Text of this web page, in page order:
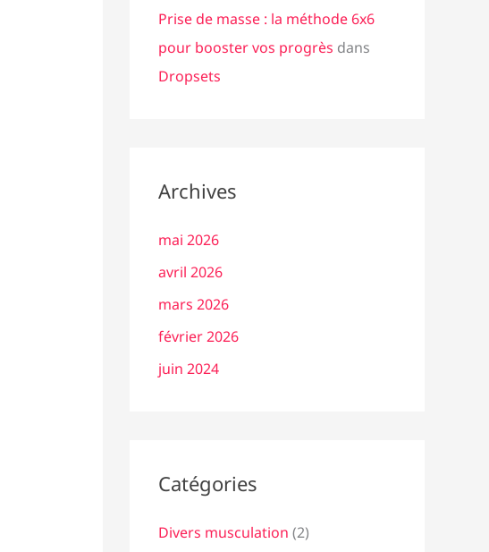
Prise de masse : la méthode 6x6
pour booster vos progrès dans
Dropsets
Archives
mai 2026
avril 2026
mars 2026
février 2026
juin 2024
Catégories
Divers musculation (2)